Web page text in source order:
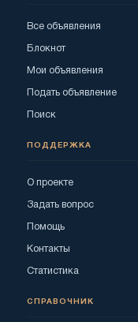
Все объявления
Блокнот
Мои объявления
Подать объявление
Поиск
ПОДДЕРЖКА
О проекте
Задать вопрос
Помощь
Контакты
Статистика
СПРАВОЧНИК